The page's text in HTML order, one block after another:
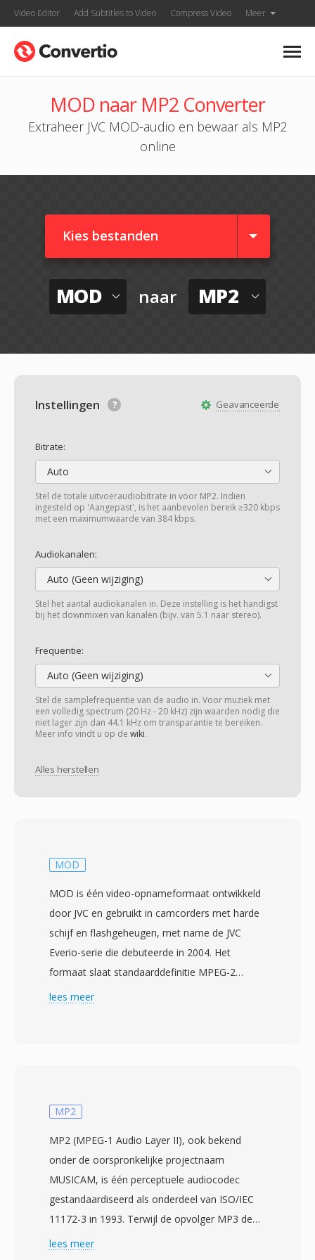
Video Editor Add Subtitles to Video Compress Video Meer
MOD naar MP2 Converter
Extraheer JVC MOD-audio en bewaar als MP2
online
Kies bestanden
MOD naar MP2
Geavanceerde
Instellingen
Bitrate:
Auto
Stel de totale uitvoeraudiobitrate in voor MP2. Indien
ingesteld op 'Aangepast', is het aanbevolen bereik ≥320 kbps
met een maximumwaarde van 384 kbps.
Audiokanalen:
Auto (Geen wijziging)
Stel het aantal audiokanalen in. Deze instelling is het handigst
bij het downmixen van kanalen (bijv. van 5.1 naar stereo).
Frequentie:
Auto (Geen wijziging)
Stel de samplefrequentie van de audio in. Voor muziek met
een volledig spectrum (20 Hz - 20 kHz) zijn waarden nodig die
niet lager zijn dan 44.1 kHz om transparantie te bereiken.
Meer info vindt u op de wiki.
Alles herstellen
MOD
MOD is één video-opnameformaat ontwikkeld
door JVC en gebruikt in camcorders met harde
schijf en flashgeheugen, met name de JVC
Everio-serie die debuteerde in 2004. Het
formaat slaat standaarddefinitie MPEG-2
program stream video op naast MPEG-1 Layer
verwerkt door tools die zijn ontworpen voor
bestandsextensie te hernoemen. JVC ontwierp
MOD als één praktische brug tussen tape-
gebaseerde DV-opname en volledig op
bestanden gebaseerde workflows, waardoor
gebruikers direct op verwisselbare opslag
konden opnemen voor onmiddellijke
lees meer
MP2
MP2 (MPEG-1 Audio Layer II), ook bekend
onder de oorspronkelijke projectnaam
MUSICAM, is één perceptuele audiocodec
gestandaardiseerd als onderdeel van ISO/IEC
11172-3 in 1993. Terwijl de opvolger MP3 de
schijnwerpers veroverde bij consumenten,
lees meer